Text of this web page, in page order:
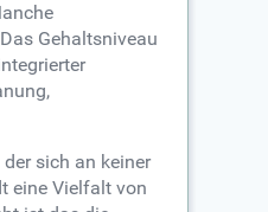
Gehaltsniveau
sich an keiner
eine Vielfalt von